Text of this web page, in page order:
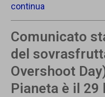
continua
Comunicato
del
Overshoot
Pianeta è il 29